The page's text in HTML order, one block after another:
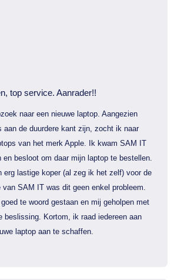
top service. Aanrader!!
naar een nieuwe laptop. Aangezien
aan de duurdere kant zijn, zocht ik naar
van het merk Apple. Ik kwam SAM IT
en besloot om daar mijn laptop te bestellen.
erg lastige koper (al zeg ik het zelf) voor de
van SAM IT was dit geen enkel probleem.
te woord gestaan en mij geholpen met
beslissing. Kortom, ik raad iedereen aan
laptop aan te schaffen.